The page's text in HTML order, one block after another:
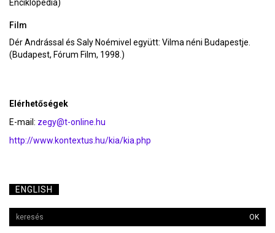
Enciklopédia)
Film
Dér Andrással és Saly Noémivel együtt: Vilma néni Budapestje.
(Budapest, Fórum Film, 1998.)
Elérhetőségek
E-mail: zegy@t-online.hu
http://www.kontextus.hu/kia/kia.php
ENGLISH
OK